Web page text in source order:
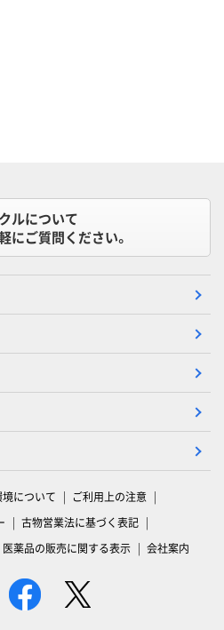
ルについて
にご質問ください。
境について
ご利用上の注意
古物営業法に基づく表記
医薬品の販売に関する表示 会社案内